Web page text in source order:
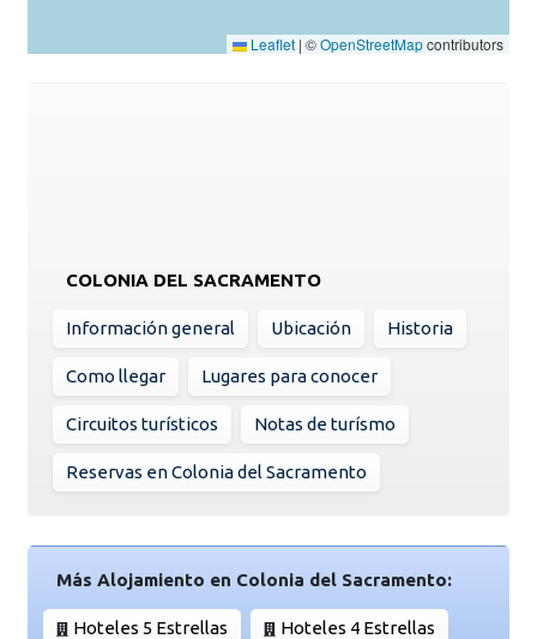
Leaflet | ©OpenStreetMapcontributors
COLONIA DEL SACRAMENTO
Información general Ubicación Historia
Como llegar Lugares para conocer
Circuitos turísticos Notas de turísmo
Reservas en Colonia del Sacramento
Más Alojamiento en Colonia del Sacramento:
Hoteles 5 Estrellas Hoteles 4 Estrellas